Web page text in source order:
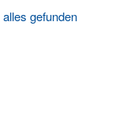
gefunden